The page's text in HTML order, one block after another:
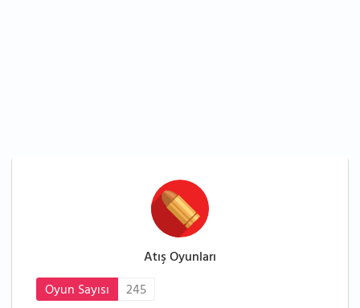
Atış Oyunları
Oyun Sayısı
245